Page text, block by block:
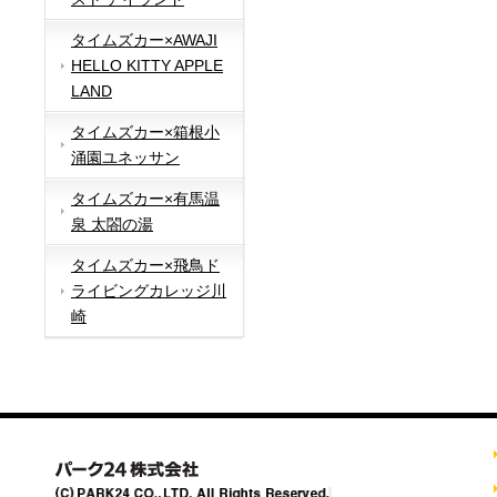
タイムズカー×AWAJI
HELLO KITTY APPLE
LAND
タイムズカー×箱根小
涌園ユネッサン
タイムズカー×有馬温
泉 太閤の湯
タイムズカー×飛鳥ド
ライビングカレッジ川
崎